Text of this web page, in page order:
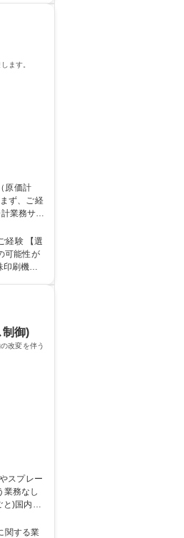
ます。
業務サポ
可能性が
印刷機の
御)
改変を伴う
業務なし
と)国内と
できる
関する業